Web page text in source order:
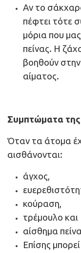
Αν το
πέφτει τότε
μόρια που
πείνας. Η
βοηθούν
αίματος.
Συμπτώματα της
Όταν τα άτομα
αισθάνονται:
άγχος,
κούραση,
τρέμουλο και
αίσθημα
Επίσης